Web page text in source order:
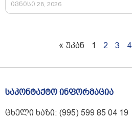
ივნისი 28, 2026
« უკან 1 2 3 4
საკონტაქტო ინფორმაცია
ცხელი ხაზი: (995) 599 85 04 19